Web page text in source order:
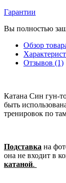
Гарантии
Вы полностью
Обзор
Отзывов (1)
Катана Син гун-
быть
тренировок по
Подставка на
она не входит в
катаной.